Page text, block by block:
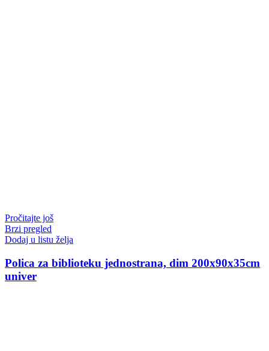
Pročitajte još
Brzi pregled
Dodaj u listu želja
Polica za biblioteku jednostrana, dim 200x90x35cm
univer